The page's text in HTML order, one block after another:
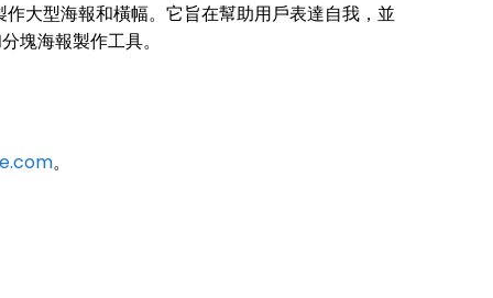
大型海報和橫幅。它旨在幫助用戶表達自我，並
海報製作工具。
。